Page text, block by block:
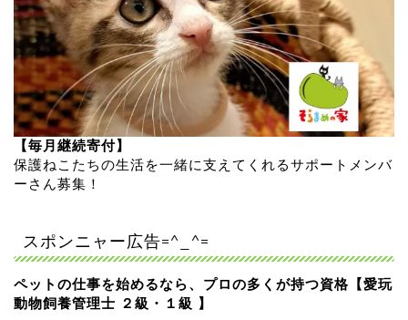
【毎月継続寄付】
保護ねこたちの生活を一緒に支えてくれるサポートメンバ
ーさん募集！
スポンニャー広告=^_^=
ペットの仕事を始めるなら、プロの多くが持つ資格【愛玩
動物飼養管理士 ２級・１級 】